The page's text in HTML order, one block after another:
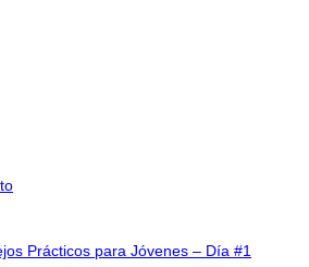
Prácticos para Jóvenes – Día #1